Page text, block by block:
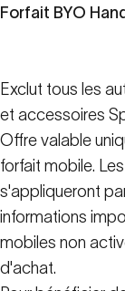
Forfait BYO
Exclut tous les
et accessoires
Offre valable
forfait mobile.
s'appliqueront
informations
mobiles non
d'achat.